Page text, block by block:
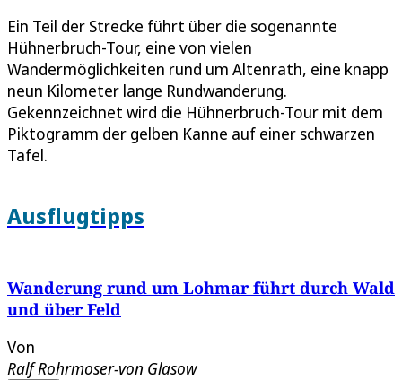
Ein Teil der Strecke führt über die sogenannte
Hühnerbruch-Tour, eine von vielen
Wandermöglichkeiten rund um Altenrath, eine knapp
neun Kilometer lange Rundwanderung.
Gekennzeichnet wird die Hühnerbruch-Tour mit dem
Piktogramm der gelben Kanne auf einer schwarzen
Tafel.
Ausflugtipps
Wanderung rund um Lohmar führt durch Wald
und über Feld
Von
Ralf Rohrmoser-von Glasow